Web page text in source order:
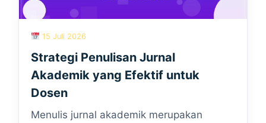
15 Juli 2026
Strategi Penulisan Jurnal
Akademik yang Efektif untuk
Dosen
Menulis jurnal akademik merupakan